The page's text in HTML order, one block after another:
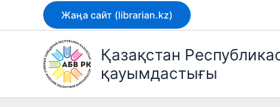
Жаңа сайт (librarian.kz)
Қазақстан
қауымдастығы